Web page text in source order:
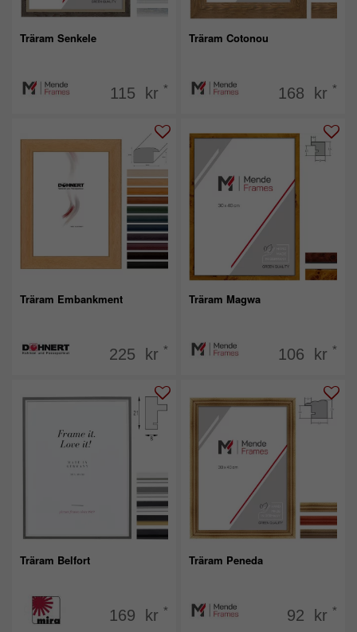
Träram Senkele
115 kr *
Träram Cotonou
168 kr *
Träram Embankment
225 kr *
Träram Magwa
106 kr *
Träram Belfort
169 kr *
Träram Peneda
92 kr *